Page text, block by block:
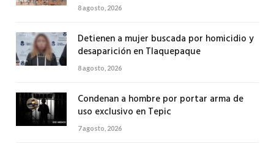
8 agosto, 2026
Detienen a mujer buscada por homicidio y
desaparición en Tlaquepaque
8 agosto, 2026
Condenan a hombre por portar arma de
uso exclusivo en Tepic
7 agosto, 2026